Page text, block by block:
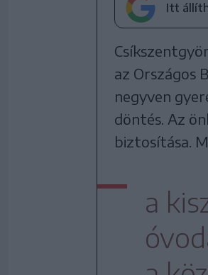
Itt
az Országos
negyven
döntés. Az
biztosítása.
a